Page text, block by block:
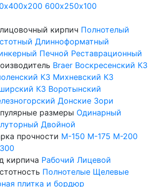
600х250х100
кирпич Полнотелый
Длинноформатный
Печной Реставрационный
Braer Воскресенский КЗ
КЗ Михневский КЗ
КЗ Воротынский
Донские Зори
размеры Одинарный
Двойной
прочности М-150 М-175 М-200
кирпича Рабочий Лицевой
Полнотелые Щелевые
плитка и бордюр